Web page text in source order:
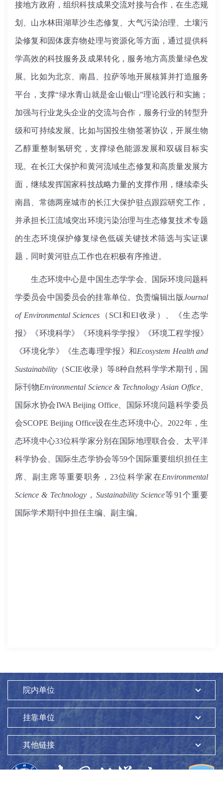
接地方政府，组织科技成果交流对接与合作，在生态规
划、山水林田湖草沙生态修复、大气污染治理、土壤污
染修复和固体废弃物处理与资源化等方面，通过提供科
学高效的科技服务及成果转化，服务地方高质量绿色发
展。比如为北京、南昌、拉萨等地开展核算并打造服务
平台，支撑“绿水青山就是金山银山”理论践行和实施；
加强与行业龙头企业的交流与合作，服务行业的转型升
级和可持续发展。比如与国投生物签署协议，开展生物
乙醇重整制氢研究，支撑绿色能源发展和双碳目标实
现。在长江大保护和黄河流域生态修复和高质量发展方
面，继续发挥国家科技战略力量的支撑作用，继续牵头
南昌、常德两座城市的长江大保护驻点跟踪研究工作，
并承担长江流域突出环境污染治理与生态修复技术专题
的生态环境保护修复绿色低碳关键技术筛选与实证课
题，同时黄河驻点工作也在积极有序推进。
生态环境中心是中国生态学学会、国际环境问题科
学委员会中国委员会的挂靠单位。负责编辑出版Journal
of Environmental Sciences （SCI和EI收录）、《生态学
报》《环境科学》《环境科学学报》《环境工程学报》
《环境化学》《生态毒理学报》和Ecosystem Health and
Sustainability （SCIE收录）等8种自然科学学术期刊，国
际刊物Environmental Science & Technology Asian Office、
国际水协会IWA Beijing Office、国际环境问题科学委员
会SCOPE Beijing Office设在生态环境中心。2022年，生
态环境中心33位科学家分别在国际地理联合会、太平洋
科学协会、国际生态学协会等59个国际重要组织担任主
席、副主席等重要职务， 23位科学家在Environmental
Science & Technology，Sustainability Science等91个重要
国际学术期刊中担任主编、副主编。
院内单位
挂靠单位
其他链接